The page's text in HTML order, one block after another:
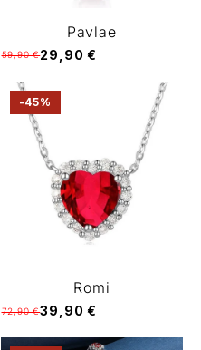
Pavlae
59,90 €29,90 €
-45%
Romi
72,90 €39,90 €